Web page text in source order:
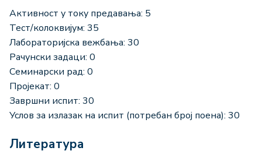
Активност у току предавања: 5
Тест/колоквијум: 35
Лабораторијска вежбања: 30
Рачунски задаци: 0
Семинарски рад: 0
Пројекат: 0
Завршни испит: 30
Услов за излазак на испит (потребан број поена): 30
Литература